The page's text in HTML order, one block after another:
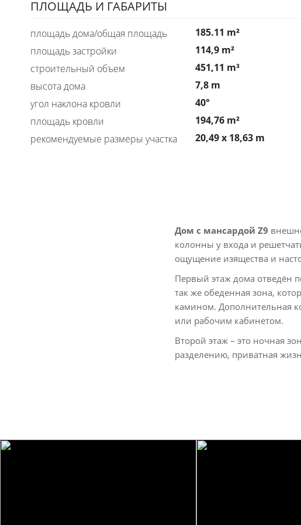
ПЛОЩАДЬ И ГАБАРИТЫ
площадь дома/общая площадь
185.11 m²
площадь застройки
114,9 m²
строительный объем
451,11 m³
высота дома
7,8 m
угол наклона кровли
40°
площадь кровли
194,76 m²
рекомендуемые размеры участка
20,49 x 18,63 m
Дом с мансардой Z9
колонны у входа и
ощущение изящества и
Первый этаж дома отведён
так же обеденная зона,
камином. Дополнительная
или рабочим кабинетом.
Второй этаж – это ночная
разделению, приватная